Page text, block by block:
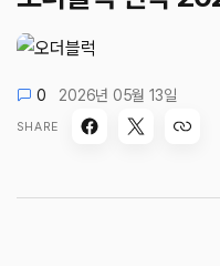
0 2026년 05월 13일
SHARE